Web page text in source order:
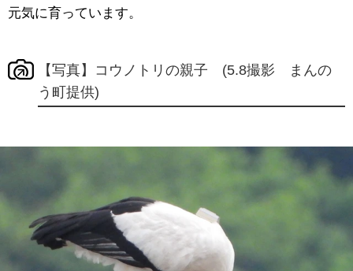
元気に育っています。
【写真】コウノトリの親子 (5.8撮影 まんの
う町提供)